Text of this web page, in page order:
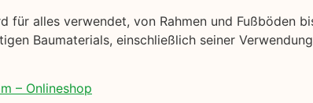
alles verwendet, von Rahmen und Fußböden
Baumaterials, einschließlich seiner
– Onlineshop